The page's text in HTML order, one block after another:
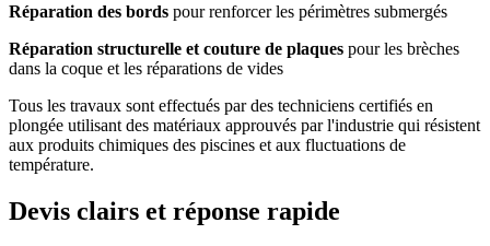
Réparation des bords pour renforcer les périmètres submergés
Réparation structurelle et couture de plaques pour les brèches
dans la coque et les réparations de vides
Tous les travaux sont effectués par des techniciens certifiés en
plongée utilisant des matériaux approuvés par l'industrie qui résistent
aux produits chimiques des piscines et aux fluctuations de
température.
Devis clairs et réponse rapide